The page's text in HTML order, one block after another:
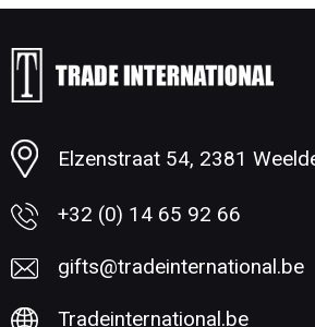
Elzenstraat 54, 2381
+32 (0) 14 65 92 66
gifts@tradeinternational.be
Tradeinternational.be